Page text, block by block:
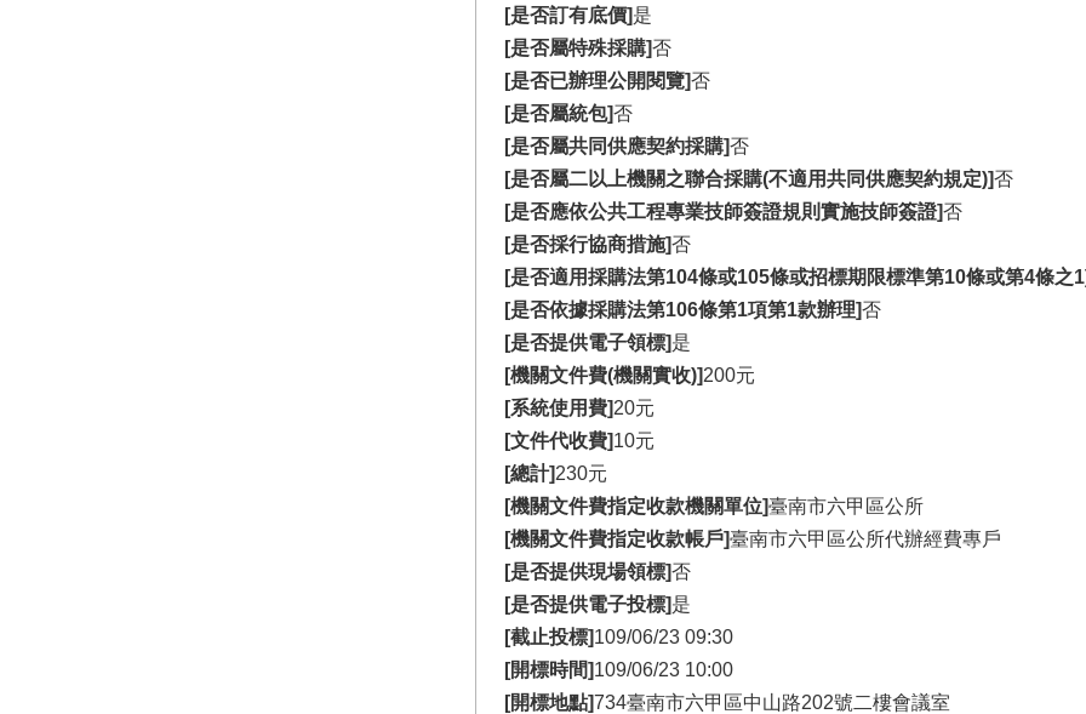
[是否訂有底價]是
[是否屬特殊採購]否
[是否已辦理公開閱覽]否
[是否屬統包]否
[是否屬共同供應契約採購]否
[是否屬二以上機關之聯合採購(不適用共同供應契約規定)]否
[是否應依公共工程專業技師簽證規則實施技師簽證]否
[是否採行協商措施]否
[是否適用採購法第104條或105條或招標期限標準第10條或第4條之
[是否依據採購法第106條第1項第1款辦理]否
[是否提供電子領標]是
[機關文件費(機關實收)]200元
[系統使用費]20元
[文件代收費]10元
[總計]230元
[機關文件費指定收款機關單位]臺南市六甲區公所
[機關文件費指定收款帳戶]臺南市六甲區公所代辦經費專戶
[是否提供現場領標]否
[是否提供電子投標]是
[截止投標]109/06/23 09:30
[開標時間]109/06/23 10:00
[開標地點]734臺南市六甲區中山路202號二樓會議室